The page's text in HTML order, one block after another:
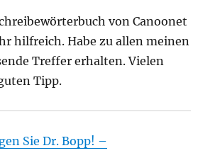
von Canoonet
hilfreich. Habe zu allen meinen
Treffer erhalten. Vielen
Tipp.
Sie Dr. Bopp! –